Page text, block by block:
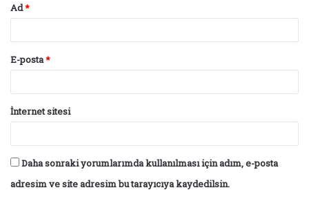
Ad*
E-posta*
İnternet sitesi
Daha sonraki yorumlarımda kullanılması için adım, e-posta
adresim ve site adresim bu tarayıcıya kaydedilsin.